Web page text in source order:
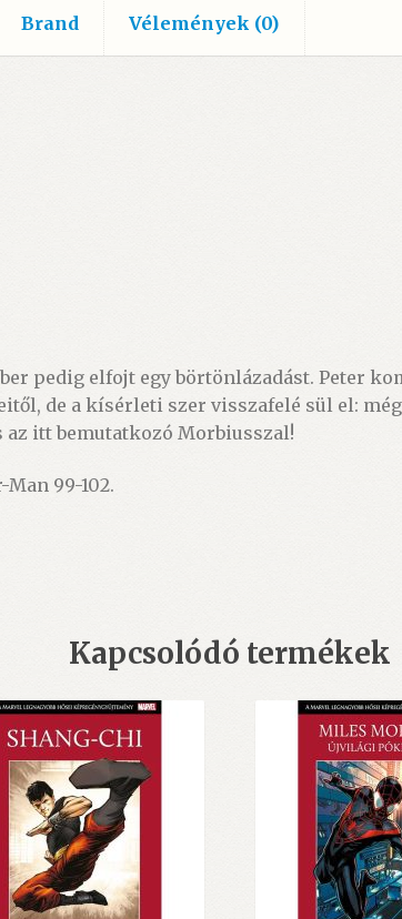
Brand Vélemények (0)
pedig elfojt egy börtönlázadást. Peter
de a kísérleti szer visszafelé sül el:
itt bemutatkozó Morbiusszal!
99-102.
Kapcsolódó termékek